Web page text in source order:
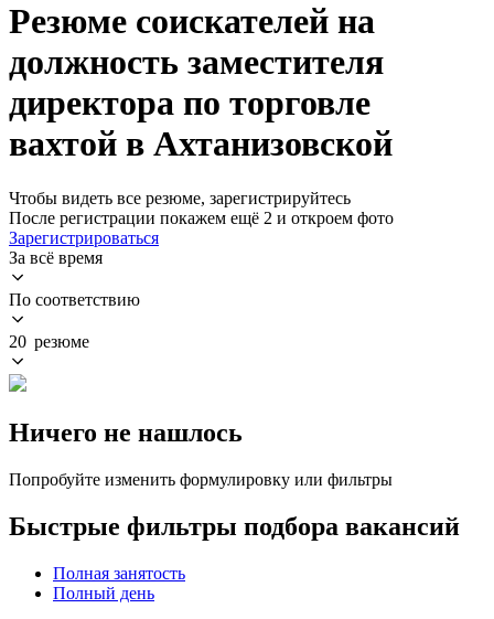
Резюме соискателей на
должность заместителя
директора по торговле
вахтой в Ахтанизовской
Чтобы видеть все резюме, зарегистрируйтесь
После регистрации покажем ещё 2 и откроем фото
Зарегистрироваться
За всё время
По соответствию
20 резюме
Ничего не нашлось
Попробуйте изменить формулировку или фильтры
Быстрые фильтры подбора вакансий
Полная занятость
Полный день